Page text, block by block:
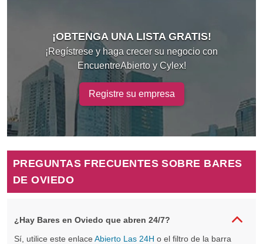
¡OBTENGA UNA LISTA GRATIS!
¡Regístrese y haga crecer su negocio con
EncuentreAbierto y Cylex!
Registre su empresa
PREGUNTAS FRECUENTES SOBRE BARES
DE OVIEDO
¿Hay Bares en Oviedo que abren 24/7?
Sí, utilice este enlace Abierto Las 24H o el filtro de la barra